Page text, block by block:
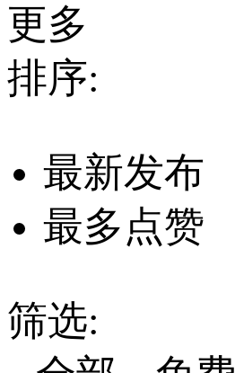
更多
排序:
最新发布
最多点赞
筛选: